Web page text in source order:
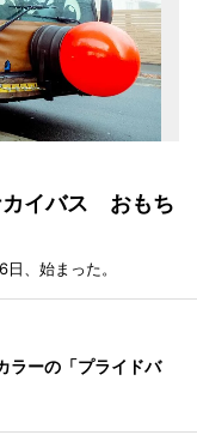
カイバス おもち
、始まった。
ラーの「プライドバ